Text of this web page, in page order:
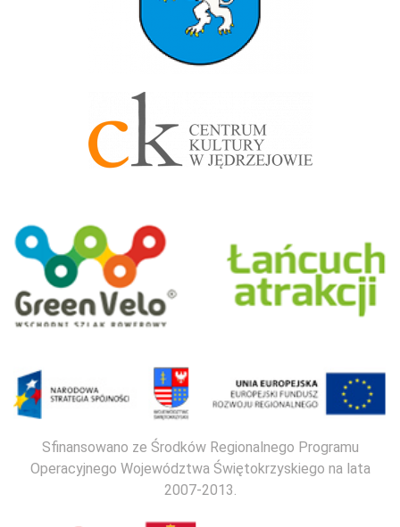
Sfinansowano ze Środków Regionalnego Programu
Operacyjnego Województwa Świętokrzyskiego na lata
2007-2013.